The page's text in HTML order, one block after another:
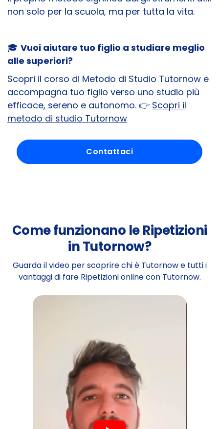
non solo per la scuola, ma per tutta la vita.
🎓 Vuoi aiutare tuo figlio a studiare meglio
alle superiori?
Scopri il corso di Metodo di Studio Tutornow e
accompagna tuo figlio verso uno studio più
efficace, sereno e autonomo. 👉 Scopri il
metodo di studio Tutornow
Contattaci
Come funzionano le Ripetizioni
in Tutornow?
Guarda il video per scoprire chi è Tutornow e tutti i
vantaggi di fare Ripetizioni online con Tutornow.